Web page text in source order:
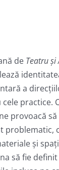
de Teatru și
a
practice.
provoacă
problematic,
și
să fie